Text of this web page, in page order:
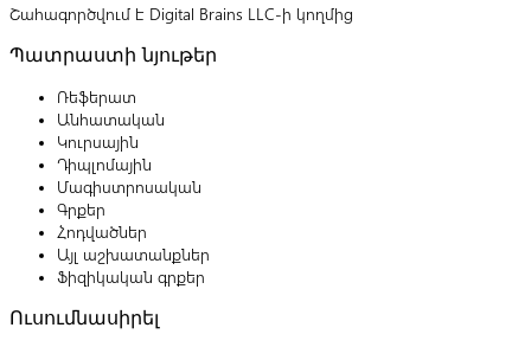
Շահագործվում է Digital Brains LLC-ի կողմից
Պատրաստի նյութեր
Ռեֆերատ
Անհատական
Կուրսային
Դիպլոմային
Մագիստրոսական
Գրքեր
Հոդվածներ
Այլ աշխատանքներ
Ֆիզիկական գրքեր
Ուսումնասիրել